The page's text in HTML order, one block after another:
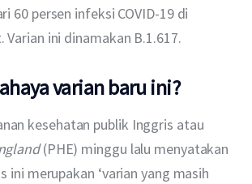
60 persen infeksi COVID-19 di
ini dinamakan B.1.617.
varian baru ini?
kesehatan publik Inggris atau
(PHE) minggu lalu menyatakan
ini merupakan ‘varian yang masih